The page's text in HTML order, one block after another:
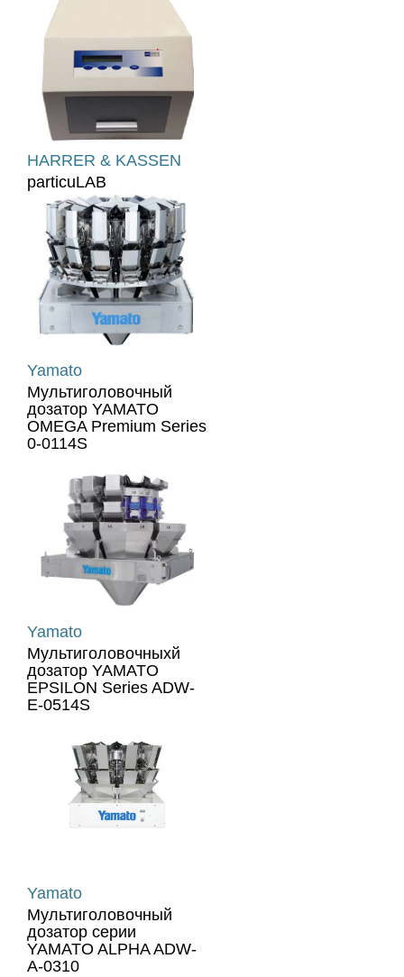
HARRER & KASSEN
particuLAB
Yamato
Мультиголовочный
дозатор YAMATO
OMEGA Premium Series
0-0114S
Yamato
Мультиголовочныхй
дозатор YAMATO
EPSILON Series ADW-
E-0514S
Yamato
Мультиголовочный
дозатор серии
YAMATO ALPHA ADW-
A-0310